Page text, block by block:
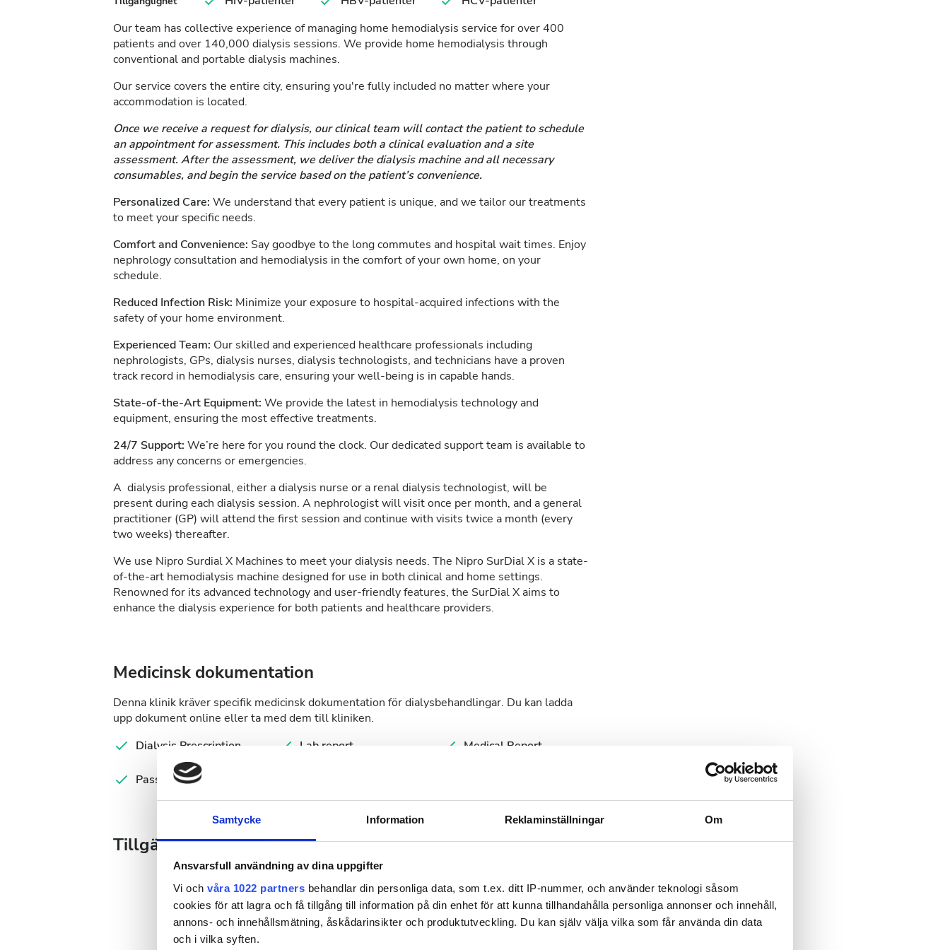
Samtycke Information Reklaminställningar Om
Ansvarsfull användning av dina uppgifter
Vi och våra 1022 partners behandlar din personliga data, som t.ex. ditt IP-nummer, och använder teknologi såsom
cookies för att lagra och få tillgång till information på din enhet för att kunna tillhandahålla personliga annonser och innehåll,
annons- och innehållsmätning, åskådarinsikter och produktutveckling. Du kan själv välja vilka som får använda din data
och i vilka syften.
Our team has collective experience of managing home hemodialysis service for over 400
patients and over 140,000 dialysis sessions. We provide home hemodialysis through
conventional and portable dialysis machines.
Our service covers the entire city, ensuring you're fully included no matter where your
accommodation is located.
Once we receive a request for dialysis, our clinical team will contact the patient to schedule
an appointment for assessment. This includes both a clinical evaluation and a site
assessment. After the assessment, we deliver the dialysis machine and all necessary
consumables, and begin the service based on the patient’s convenience.
Personalized Care: We understand that every patient is unique, and we tailor our treatments
to meet your specific needs.
Comfort and Convenience: Say goodbye to the long commutes and hospital wait times. Enjoy
nephrology consultation and hemodialysis in the comfort of your own home, on your
schedule.
Reduced Infection Risk: Minimize your exposure to hospital-acquired infections with the
safety of your home environment.
Experienced Team: Our skilled and experienced healthcare professionals including
nephrologists, GPs, dialysis nurses, dialysis technologists, and technicians have a proven
track record in hemodialysis care, ensuring your well-being is in capable hands.
State-of-the-Art Equipment: We provide the latest in hemodialysis technology and
equipment, ensuring the most effective treatments.
24/7 Support: We’re here for you round the clock. Our dedicated support team is available to
address any concerns or emergencies.
A dialysis professional, either a dialysis nurse or a renal dialysis technologist, will be
present during each dialysis session. A nephrologist will visit once per month, and a general
practitioner (GP) will attend the first session and continue with visits twice a month (every
two weeks) thereafter.
We use Nipro Surdial X Machines to meet your dialysis needs. The Nipro SurDial X is a state-
of-the-art hemodialysis machine designed for use in both clinical and home settings.
Renowned for its advanced technology and user-friendly features, the SurDial X aims to
enhance the dialysis experience for both patients and healthcare providers.
Medicinsk dokumentation
Denna klinik kräver specifik medicinsk dokumentation för dialysbehandlingar. Du kan ladda
upp dokument online eller ta med dem till kliniken.
Dialysis Prescription
Lab report Medical Report
Passport
Tillgängliga behandlingsdagar
Augusti 2026 September 2026